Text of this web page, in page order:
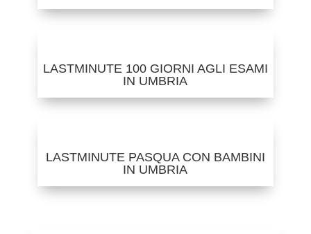
LASTMINUTE 100 GIORNI AGLI ESAMI
IN UMBRIA
LASTMINUTE PASQUA CON BAMBINI
IN UMBRIA